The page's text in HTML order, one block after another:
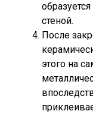
стеной.
После
этого на